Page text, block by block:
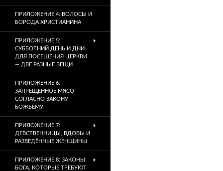
ПРИЛОЖЕНИЕ 4: ВОЛОСЫ И
БОРОДА ХРИСТИАНИНА
ПРИЛОЖЕНИЕ 5:
СУББОТНИЙ ДЕНЬ И ДНИ
ДЛЯ ПОСЕЩЕНИЯ ЦЕРКВИ
— ДВЕ РАЗНЫЕ ВЕЩИ
ПРИЛОЖЕНИЕ 6:
ЗАПРЕЩЁННОЕ МЯСО
СОГЛАСНО ЗАКОНУ
БОЖЬЕМУ
ПРИЛОЖЕНИЕ 7:
ДЕВСТВЕННИЦЫ, ВДОВЫ И
РАЗВЕДЁННЫЕ ЖЕНЩИНЫ
ПРИЛОЖЕНИЕ 8: ЗАКОНЫ
БОГА, КОТОРЫЕ ТРЕБУЮТ